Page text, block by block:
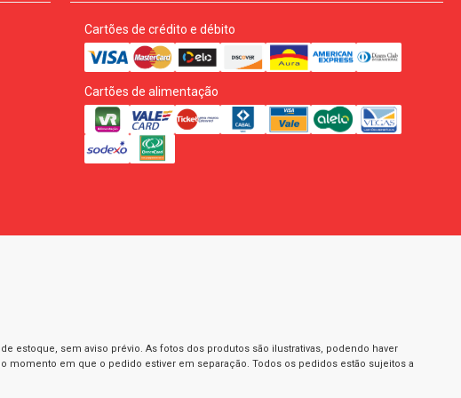
Cartões de crédito e débito
Cartões de alimentação
estoque, sem aviso prévio. As fotos dos produtos são ilustrativas, podendo haver
em que o pedido estiver em separação. Todos os pedidos estão sujeitos a